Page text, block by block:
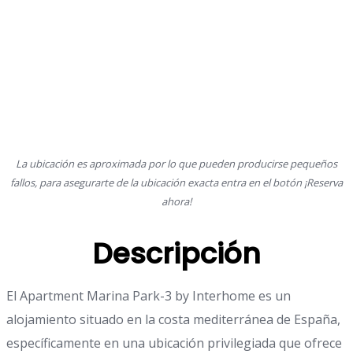
La ubicación es aproximada por lo que pueden producirse pequeños
fallos, para asegurarte de la ubicación exacta entra en el botón ¡Reserva
ahora!
Descripción
El Apartment Marina Park-3 by Interhome es un
alojamiento situado en la costa mediterránea de España,
específicamente en una ubicación privilegiada que ofrece